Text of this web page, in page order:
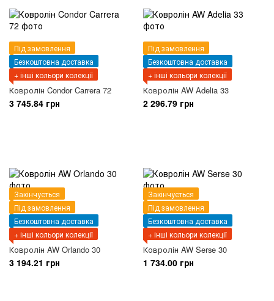
Під замовлення
Безкоштовна доставка
+ інші кольори колекції
Ковролін Condor Carrera 72
3 745.84 грн
Під замовлення
Безкоштовна доставка
+ інші кольори колекції
Ковролін AW Adelia 33
2 296.79 грн
Закінчується
Під замовлення
Безкоштовна доставка
+ інші кольори колекції
Ковролін AW Orlando 30
3 194.21 грн
Закінчується
Під замовлення
Безкоштовна доставка
+ інші кольори колекції
Ковролін AW Serse 30
1 734.00 грн